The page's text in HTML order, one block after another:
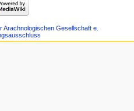
Arachnologischen Gesellschaft e.